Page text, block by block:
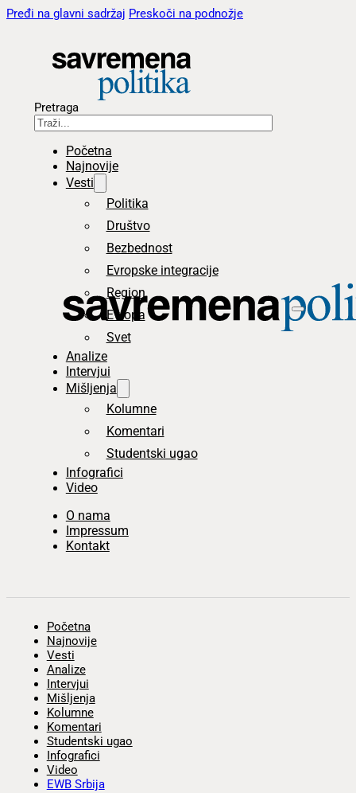
Pređi na glavni sadržaj Preskoči na podnožje
Pretraga
Početna
Najnovije
Vesti
Politika
Društvo
Bezbednost
Evropske integracije
Region
Evropa
Svet
Analize
Intervjui
Mišljenja
Kolumne
Komentari
Studentski ugao
Infografici
Video
O nama
Impressum
Kontakt
Početna
Najnovije
Vesti
Analize
Intervjui
Mišljenja
Kolumne
Komentari
Studentski ugao
Infografici
Video
EWB Srbija